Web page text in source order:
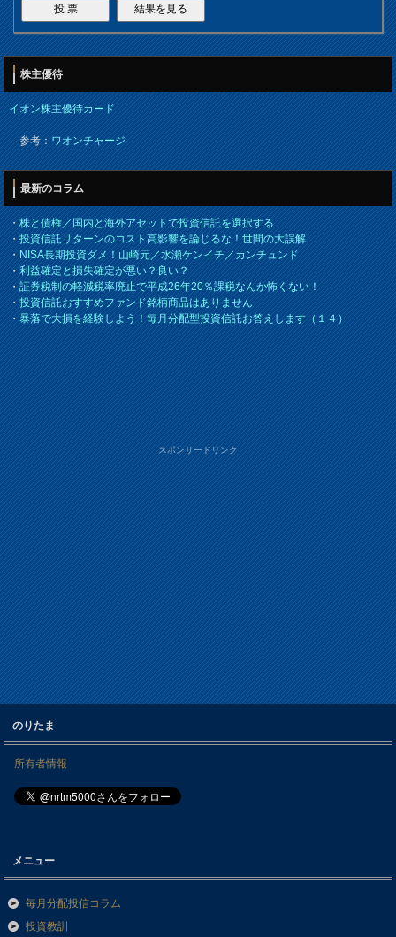
株主優待
イオン株主優待カード
参考：ワオンチャージ
最新のコラム
・株と債権／国内と海外アセットで投資信託を選択する
・投資信託リターンのコスト高影響を論じるな！世間の大誤解
・NISA長期投資ダメ！山崎元／水瀬ケンイチ／カンチュンド
・利益確定と損失確定が悪い？良い？
・証券税制の軽減税率廃止で平成26年20％課税なんか怖くない！
・投資信託おすすめファンド銘柄商品はありません
・暴落で大損を経験しよう！毎月分配型投資信託お答えします（１４）
スポンサードリンク
のりたま
所有者情報
メニュー
毎月分配投信コラム
投資教訓